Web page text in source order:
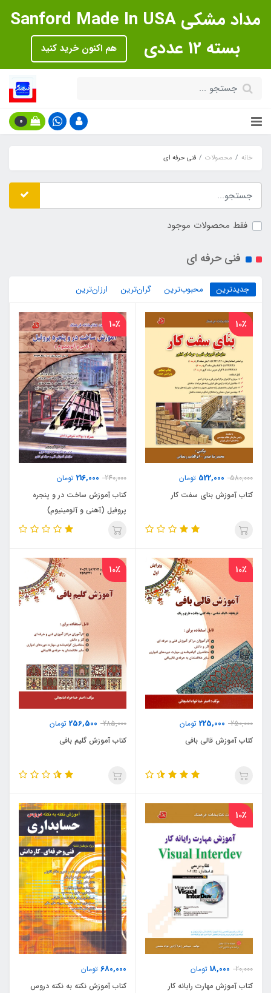
مداد مشکی Sanford Made In USA
بسته 12 عددی
هم اکنون خرید کنید
0
خانه محصولات فنی حرفه ای
فقط محصولات موجود
فنی حرفه ای
جدیدترین محبوب‌ترین گران‌ترین ارزان‌ترین
10٪
580,000
522,000 تومان
کتاب آموزش بنای سفت کار
10٪
240,000
216,000 تومان
کتاب آموزش ساخت در و پنجره
پروفیل (آهنی و آلومینیوم)
10٪
250,000
225,000 تومان
کتاب آموزش قالی بافی
10٪
285,000
256,500 تومان
کتاب آموزش گلیم بافی
10٪
20,000
18,000 تومان
کتاب آموزش مهارت رایانه کار
680,000 تومان
کتاب آموزش نکته به نکته دروس